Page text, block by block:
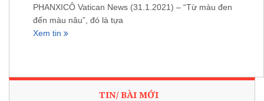
PHANXICÔ Vatican News (31.1.2021) – “Từ màu đen
đến màu nâu”, đó là tựa
Xem tin
TIN/ BÀI MỚI